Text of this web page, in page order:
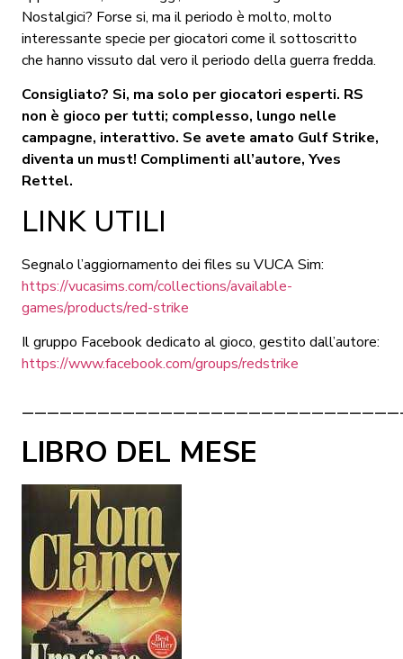
Nostalgici? Forse si, ma il periodo è molto, molto
interessante specie per giocatori come il sottoscritto
che hanno vissuto dal vero il periodo della guerra fredda.
Consigliato? Si, ma solo per giocatori esperti. RS
non è gioco per tutti; complesso, lungo nelle
campagne, interattivo. Se avete amato Gulf Strike,
diventa un must! Complimenti all’autore, Yves
Rettel.
LINK UTILI
Segnalo l’aggiornamento dei files su VUCA Sim:
https://vucasims.com/collections/available-
games/products/red-strike
Il gruppo Facebook dedicato al gioco, gestito dall’autore:
https://www.facebook.com/groups/redstrike
LIBRO DEL MESE